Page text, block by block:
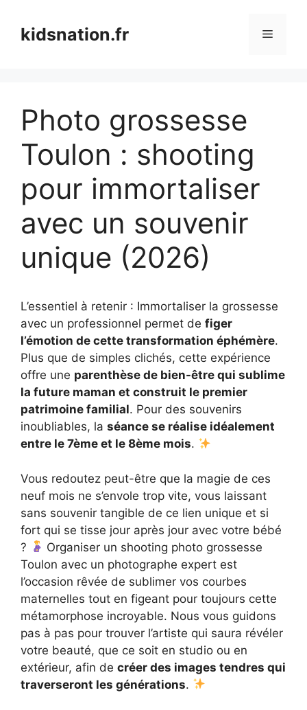
contenukidsnation.fr Menu
Photo grossesse
Toulon : shooting
pour immortaliser
avec un souvenir
unique (2026)
L’essentiel à retenir : Immortaliser la grossesse
avec un professionnel permet de figer
l’émotion de cette transformation éphémère.
Plus que de simples clichés, cette expérience
offre une parenthèse de bien-être qui sublime
la future maman et construit le premier
patrimoine familial. Pour des souvenirs
inoubliables, la séance se réalise idéalement
entre le 7ème et le 8ème mois.
Vous redoutez peut-être que la magie de ces
neuf mois ne s’envole trop vite, vous laissant
sans souvenir tangible de ce lien unique et si
fort qui se tisse jour après jour avec votre bébé
?
Organiser un shooting photo grossesse
Toulon avec un photographe expert est
l’occasion rêvée de sublimer vos courbes
maternelles tout en figeant pour toujours cette
métamorphose incroyable. Nous vous guidons
pas à pas pour trouver l’artiste qui saura révéler
votre beauté, que ce soit en studio ou en
extérieur, afin de créer des images tendres qui
traverseront les générations.